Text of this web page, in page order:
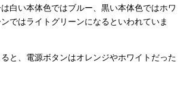
白い本体色ではブルー、黒い本体色ではホワ
ではライトグリーンになるといわれていま
と、電源ボタンはオレンジやホワイトだった